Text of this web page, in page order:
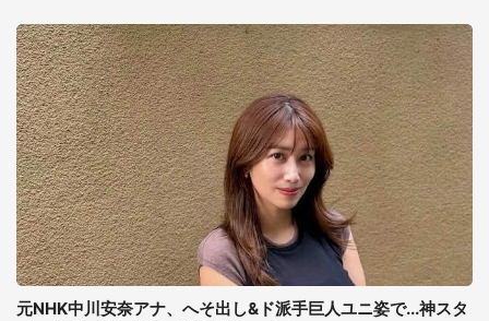
元NHK中川安奈アナ、へそ出し&ド派手巨人ユニ姿で...神スタ